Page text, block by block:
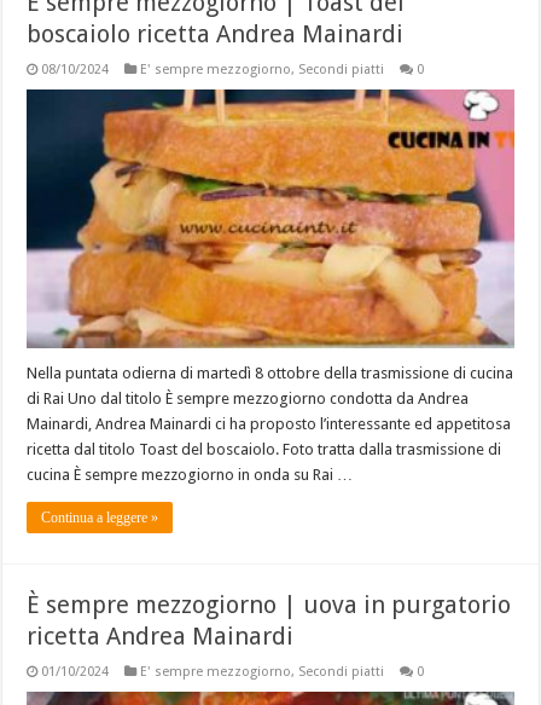
boscaiolo ricetta Andrea Mainardi
08/10/2024 E' sempre mezzogiorno, Secondi piatti 0
Nella puntata odierna di martedì 8 ottobre della trasmissione di cucina
di Rai Uno dal titolo È sempre mezzogiorno condotta da Andrea
Mainardi, Andrea Mainardi ci ha proposto l’interessante ed appetitosa
ricetta dal titolo Toast del boscaiolo. Foto tratta dalla trasmissione di
cucina È sempre mezzogiorno in onda su Rai …
Continua a leggere »
È sempre mezzogiorno | uova in purgatorio
ricetta Andrea Mainardi
01/10/2024 E' sempre mezzogiorno, Secondi piatti 0